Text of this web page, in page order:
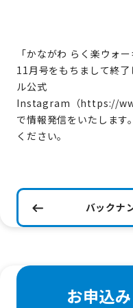
「かながわ らく楽ウォ
11月号をもちまして終
ル公式
Instagram（https://
で情報発信をいたします
ください。
バックナ
お申込